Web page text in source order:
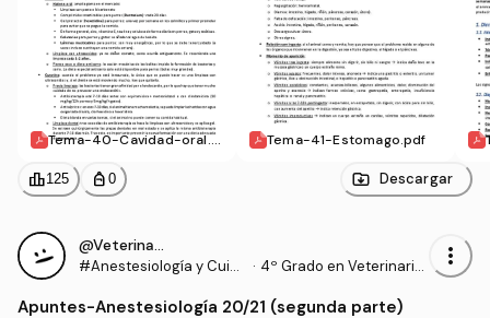
Tema-40-Cavidad-oral.p
Tema-41-Estomago.pdf
leaderboard125 personal_bag 0 Descargar
@VeterinariaEstresada
#Anestesiología y Cuida
· 4º Grado en Veterinaria
more_vert
Apuntes-Anestesiología 20/21 (segunda parte)